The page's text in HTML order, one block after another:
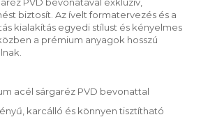
biztosít. Az ívelt formatervezés és a
kialakítás egyedi stílust és kényelmes
a prémium anyagok hosszú
acél sárgaréz PVD bevonattal
karcálló és könnyen tisztítható